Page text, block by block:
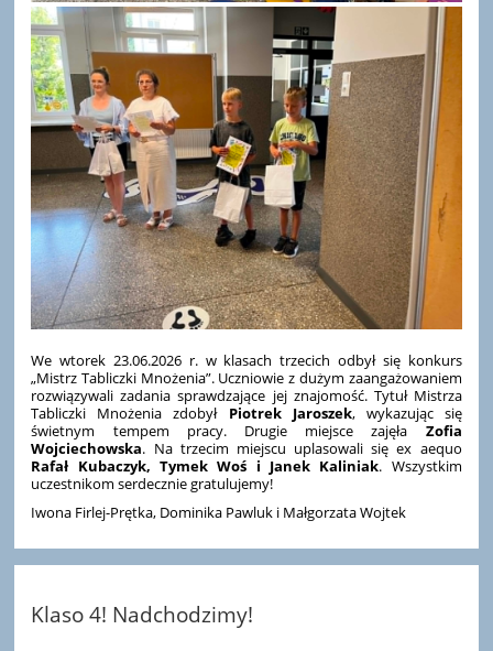
We wtorek 23.06.2026 r. w klasach trzecich odbył się konkurs
„Mistrz Tabliczki Mnożenia”. Uczniowie z dużym zaangażowaniem
rozwiązywali zadania sprawdzające jej znajomość. Tytuł Mistrza
Tabliczki Mnożenia zdobył Piotrek Jaroszek, wykazując się
świetnym tempem pracy. Drugie miejsce zajęła Zofia
Wojciechowska. Na trzecim miejscu uplasowali się ex aequo
Rafał Kubaczyk, Tymek Woś i Janek Kaliniak. Wszystkim
uczestnikom serdecznie gratulujemy!
Iwona Firlej-Prętka, Dominika Pawluk i Małgorzata Wojtek
Klaso 4! Nadchodzimy!